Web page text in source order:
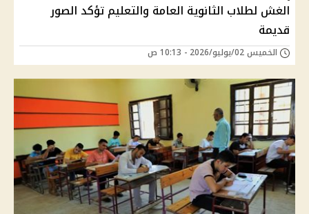
الغش لطلاب الثانوية العامة والتعليم تؤكد الصور
قديمة
الخميس 02/يوليو/2026 - 10:13 ص